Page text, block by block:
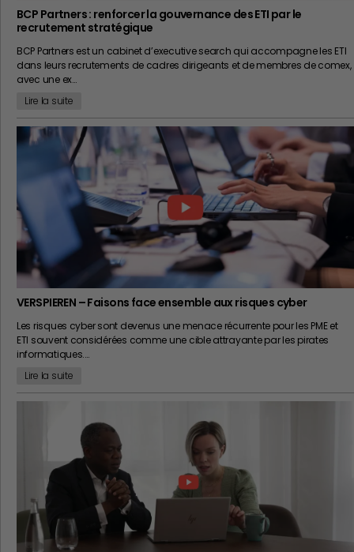
BCP Partners : renforcer la gouvernance des ETI par le
recrutement stratégique
BCP Partners est un cabinet d’executive search qui accompagne les ETI
dans leurs recrutements de cadres dirigeants et de membres de comex,
avec une ex…
Lire la suite
VERSPIEREN – Faisons face ensemble aux risques cyber
Les risques cyber sont devenus une menace récurrente pour les PME et
ETI souvent considérées comme une cible attrayante par les pirates
informatiques.…
Lire la suite